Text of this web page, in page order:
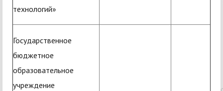
технологий»
Государственное
бюджетное
образовательное
учреждение